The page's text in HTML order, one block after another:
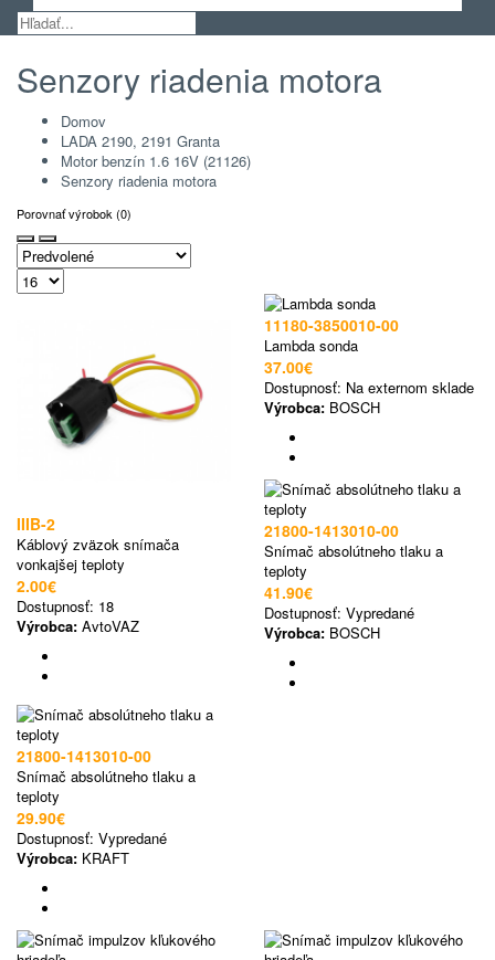
Senzory riadenia motora
Domov
LADA 2190, 2191 Granta
Motor benzín 1.6 16V (21126)
Senzory riadenia motora
Porovnať výrobok (0)
IIIB-2
Káblový zväzok snímača
vonkajšej teploty
2.00€
Dostupnosť: 18
Výrobca: AvtoVAZ
11180-3850010-00
Lambda sonda
37.00€
Dostupnosť: Na externom sklade
Výrobca: BOSCH
21800-1413010-00
Snímač absolútneho tlaku a
teploty
41.90€
Dostupnosť: Vypredané
Výrobca: BOSCH
21800-1413010-00
Snímač absolútneho tlaku a
teploty
29.90€
Dostupnosť: Vypredané
Výrobca: KRAFT